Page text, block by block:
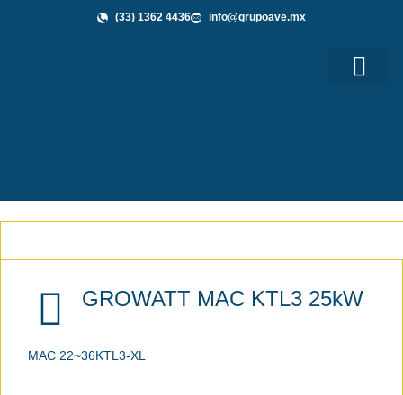
(33) 1362 4436 info@grupoave.mx
GROWATT MAC KTL3 25kW
MAC 22~36KTL3-XL